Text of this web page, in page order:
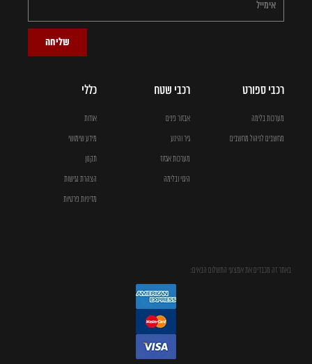
שליחה
רכבי ספורט
מערכות בלימה
מחשבים לניהול מחשבים
רכבי שטח
אבזור פנים
גיר והינע
מערכות אגזוז
היגוי ובלימה
כללי
אודות
מידע שימושי
תקנון
הצהרת נגישות
מדיניות פרטיות
באתר זה מכבדים את אמצעי התשלום הבאים: